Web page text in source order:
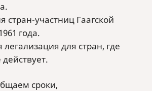
стран-участниц Гаагской
года.
легализация для стран, где
сроки,